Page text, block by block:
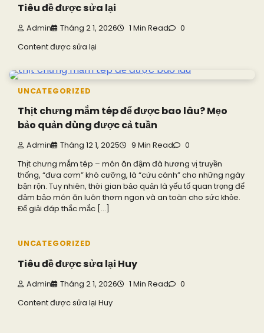
Tiêu đề được sửa lại
Admin Tháng 2 1, 2026 1 Min Read 0
Content được sửa lại
UNCATEGORIZED
Thịt chưng mắm tép để được bao lâu? Mẹo
bảo quản dùng được cả tuần
Admin Tháng 12 1, 2025 9 Min Read 0
Thịt chưng mắm tép – món ăn đậm đà hương vị truyền
thống, “đưa cơm” khó cưỡng, là “cứu cánh” cho những ngày
bận rộn. Tuy nhiên, thời gian bảo quản là yếu tố quan trọng để
đảm bảo món ăn luôn thơm ngon và an toàn cho sức khỏe.
Để giải đáp thắc mắc […]
UNCATEGORIZED
Tiêu đề được sửa lại Huy
Admin Tháng 2 1, 2026 1 Min Read 0
Content được sửa lại Huy